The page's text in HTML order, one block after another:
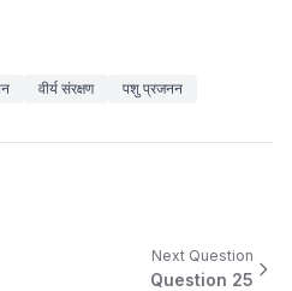
वीर्य संरक्षण पशु प्रजनन
Next Question
Question 25